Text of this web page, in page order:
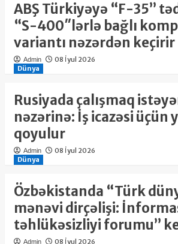
ABŞ Türkiyəyə “F-35”
“S-400″lərlə bağlı
variantı nəzərdən keçirir
Admin
08 İyul 2026
Dünya
Rusiyada çalışmaq
nəzərinə: İş icazəsi üçün
qoyulur
Admin
08 İyul 2026
Dünya
Özbəkistanda “Türk
mənəvi dirçəlişi:
təhlükəsizliyi forumu”
Admin
08 İyul 2026